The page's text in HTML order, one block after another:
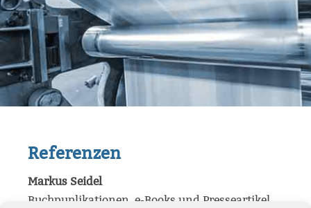
Referenzen
Markus Seidel
Buchpuplikationen, e-Books und Presseartikel